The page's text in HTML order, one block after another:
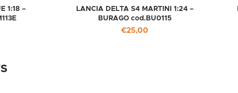
1:18 –
LANCIA DELTA S4 MARTINI 1:24 –
BURAGO cod.BU0115
€25,00